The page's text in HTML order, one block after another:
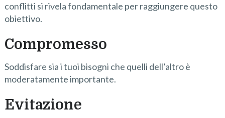
conflitti si rivela fondamentale per raggiungere questo
obiettivo.
Compromesso
Soddisfare sia i tuoi bisogni che quelli dell’altro è
moderatamente importante.
Evitazione